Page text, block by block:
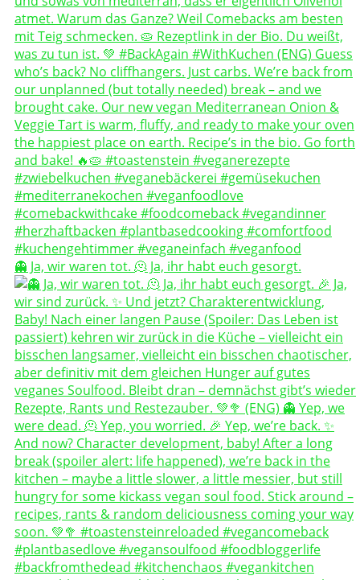
👻 Ja, wir waren tot. 🫠 Ja, ihr habt euch gesorgt.